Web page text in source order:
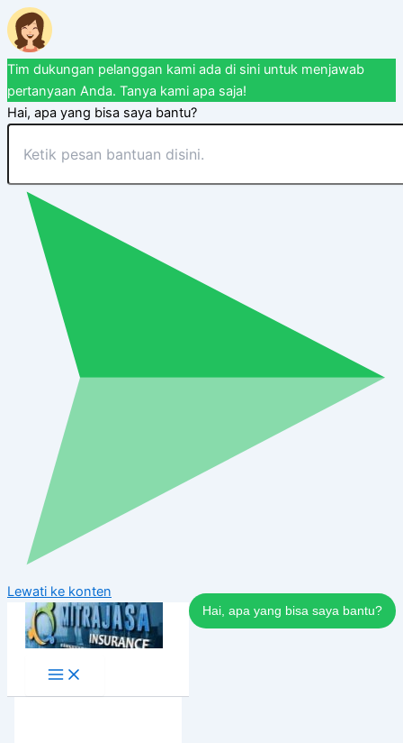
Tim dukungan pelanggan kami ada di sini untuk menjawab
pertanyaan Anda. Tanya kami apa saja!
Hai, apa yang bisa saya bantu?
Hai, apa yang bisa saya bantu?
Lewati ke konten